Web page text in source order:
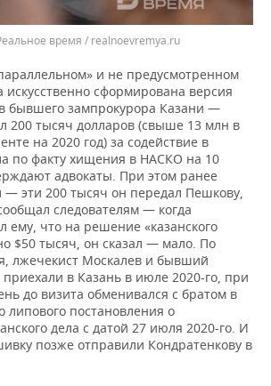
время / realnoevremya.ru
и не предусмотренном
сформирована версия
бывшего зампрокурора Казани —
200 тысяч долларов (свыше 13 млн в
на 2020 год) за содействие в
по факту хищения в НАСКО на 10
адвокаты. При этом ранее
— эти 200 тысяч он передал Пешкову,
следователям — когда
ему, что на решение «казанского
$50 тысяч, он сказал — мало. По
лжечекист Москалев и бывший
в Казань в июле 2020-го, при
до визита обменивался с братом в
липового постановления о
дела с датой 27 июля 2020-го. И
позже отправили Кондратенкову в